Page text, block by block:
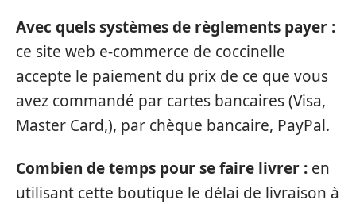
Avec quels systèmes de règlements payer :
ce site web e-commerce de coccinelle
accepte le paiement du prix de ce que vous
avez commandé par cartes bancaires (Visa,
Master Card,), par chèque bancaire, PayPal.
Combien de temps pour se faire livrer : en
utilisant cette boutique le délai de livraison à